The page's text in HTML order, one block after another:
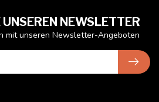
NEWSLETTER
mit unseren Newsletter-Angeboten